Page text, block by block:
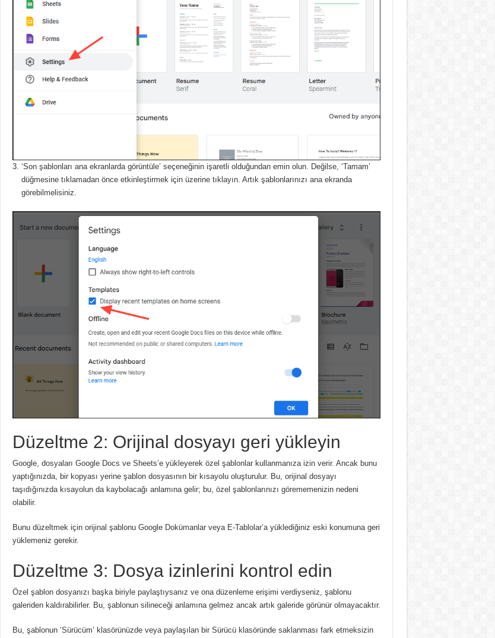
‘Son şablonları ana ekranlarda görüntüle’ seçeneğinin işaretli olduğundan emin olun. Değilse, ‘Tamam’
düğmesine tıklamadan önce etkinleştirmek için üzerine tıklayın. Artık şablonlarınızı ana ekranda
görebilmelisiniz.
Düzeltme 2: Orijinal dosyayı geri yükleyin
Google, dosyaları Google Docs ve Sheets’e yükleyerek özel şablonlar kullanmanıza izin verir. Ancak bunu
yaptığınızda, bir kopyası yerine şablon dosyasının bir kısayolu oluşturulur. Bu, orijinal dosyayı
taşıdığınızda kısayolun da kaybolacağı anlamına gelir; bu, özel şablonlarınızı görememenizin nedeni
olabilir.
Bunu düzeltmek için orijinal şablonu Google Dokümanlar veya E-Tablolar’a yüklediğiniz eski konumuna geri
yüklemeniz gerekir.
Düzeltme 3: Dosya izinlerini kontrol edin
Özel şablon dosyanızı başka biriyle paylaştıysanız ve ona düzenleme erişimi verdiyseniz, şablonu
galeriden kaldırabilirler. Bu, şablonun silineceği anlamına gelmez ancak artık galeride görünür olmayacaktır.
Bu, şablonun ‘Sürücüm’ klasörünüzde veya paylaşılan bir Sürücü klasöründe saklanması fark etmeksizin